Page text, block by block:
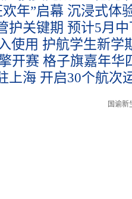
年”启幕 沉浸式体
护关键期 预计5月
使用 护航学生新学
开赛 格子旗嘉年华
上海 开启30个航次
国谕新